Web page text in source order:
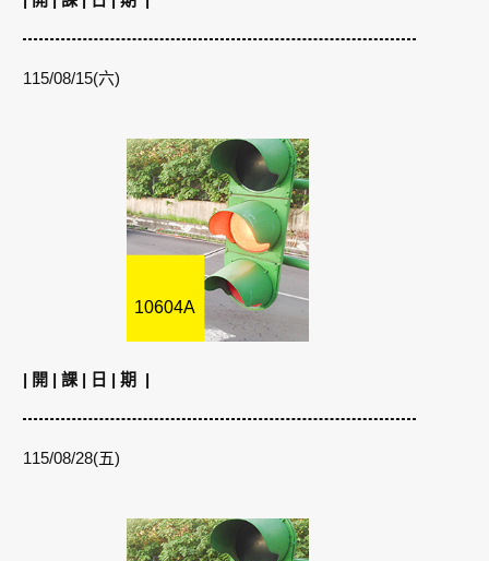
115/08/15(六)
10604A
| 開 | 課 | 日 | 期 |
115/08/28(五)